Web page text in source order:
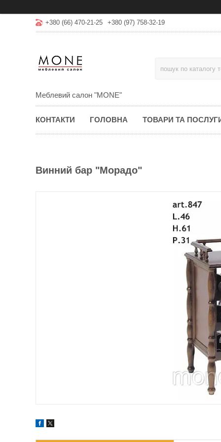
+380 (66) 470-21-25 +380 (97) 758-32-19
Меблевий салон "MONE"
КОНТАКТИ ГОЛОВНА ТОВАРИ ТА
Винний бар "Морадо"